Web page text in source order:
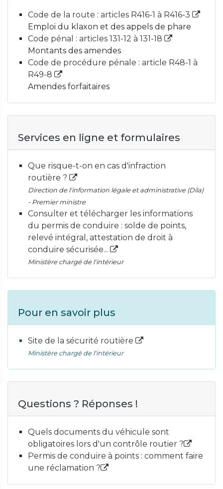
Code de la route : articles R416-1 à R416-3
Emploi du klaxon et des appels de phare
Code pénal : articles 131-12 à 131-18
Montants des amendes
Code de procédure pénale : article R48-1 à
R49-8
Amendes forfaitaires
Services en ligne et formulaires
Que risque-t-on en cas d'infraction
routière ?
Direction de l'information légale et administrative (Dila)
- Premier ministre
Consulter et télécharger les informations
du permis de conduire : solde de points,
relevé intégral, attestation de droit à
conduire sécurisée...
Ministère chargé de l'intérieur
Pour en savoir plus
Site de la sécurité routière
Ministère chargé de l'intérieur
Questions ? Réponses !
Quels documents du véhicule sont
obligatoires lors d'un contrôle routier ?
Permis de conduire à points : comment faire
une réclamation ?